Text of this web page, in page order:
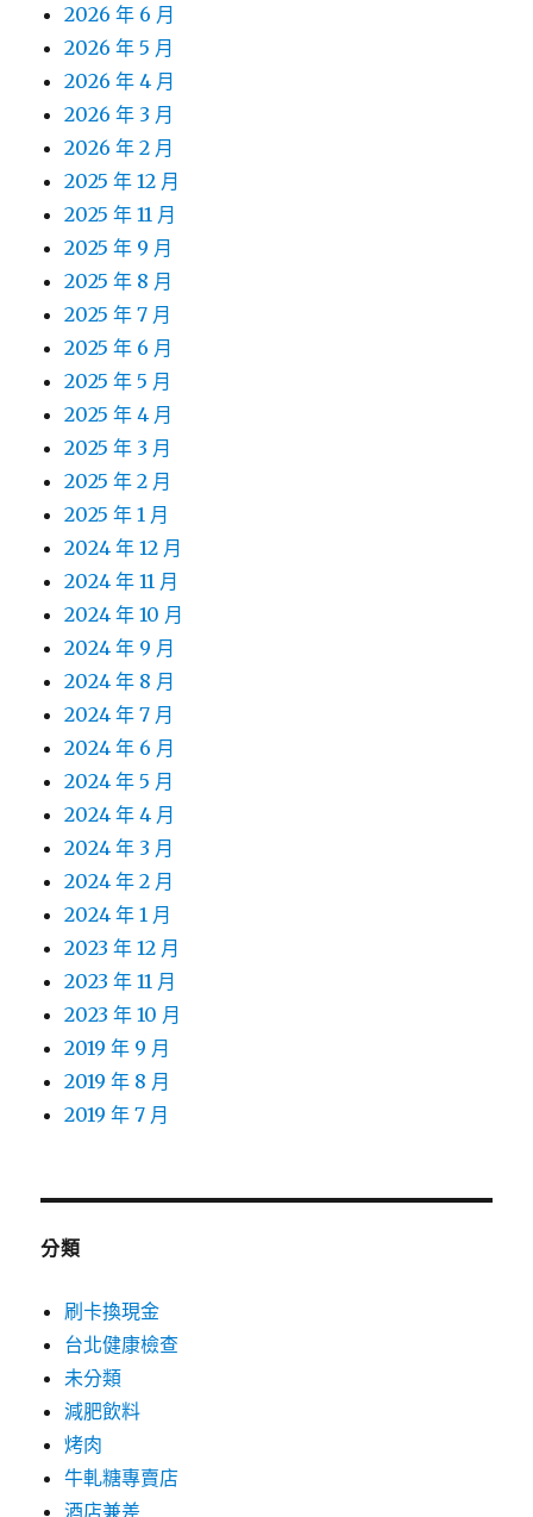
2026 年 6 月
2026 年 5 月
2026 年 4 月
2026 年 3 月
2026 年 2 月
2025 年 12 月
2025 年 11 月
2025 年 9 月
2025 年 8 月
2025 年 7 月
2025 年 6 月
2025 年 5 月
2025 年 4 月
2025 年 3 月
2025 年 2 月
2025 年 1 月
2024 年 12 月
2024 年 11 月
2024 年 10 月
2024 年 9 月
2024 年 8 月
2024 年 7 月
2024 年 6 月
2024 年 5 月
2024 年 4 月
2024 年 3 月
2024 年 2 月
2024 年 1 月
2023 年 12 月
2023 年 11 月
2023 年 10 月
2019 年 9 月
2019 年 8 月
2019 年 7 月
分類
刷卡換現金
台北健康檢查
未分類
減肥飲料
烤肉
牛軋糖專賣店
酒店兼差